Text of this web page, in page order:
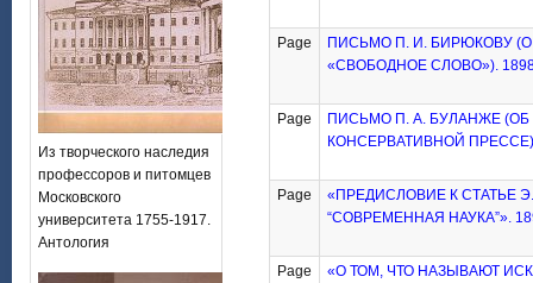
Из творческого наследия
профессоров и питомцев
Московского
университета 1755-1917.
Антология
Page
ПИСЬМО П. И. БИРЮКОВУ
«СВОБОДНОЕ СЛОВО»).
Page
ПИСЬМО П. А. БУЛАНЖЕ (ОБ
КОНСЕРВАТИВНОЙ
Page
«ПРЕДИСЛОВИЕ К СТАТЬЕ
“СОВРЕМЕННАЯ НАУКА”».
Page
«О ТОМ, ЧТО НАЗЫВАЮТ